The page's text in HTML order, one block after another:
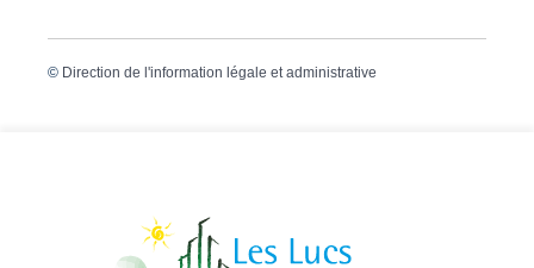
© Direction de l'information légale et administrative